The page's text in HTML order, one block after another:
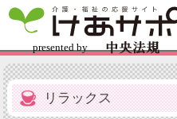
リラックス